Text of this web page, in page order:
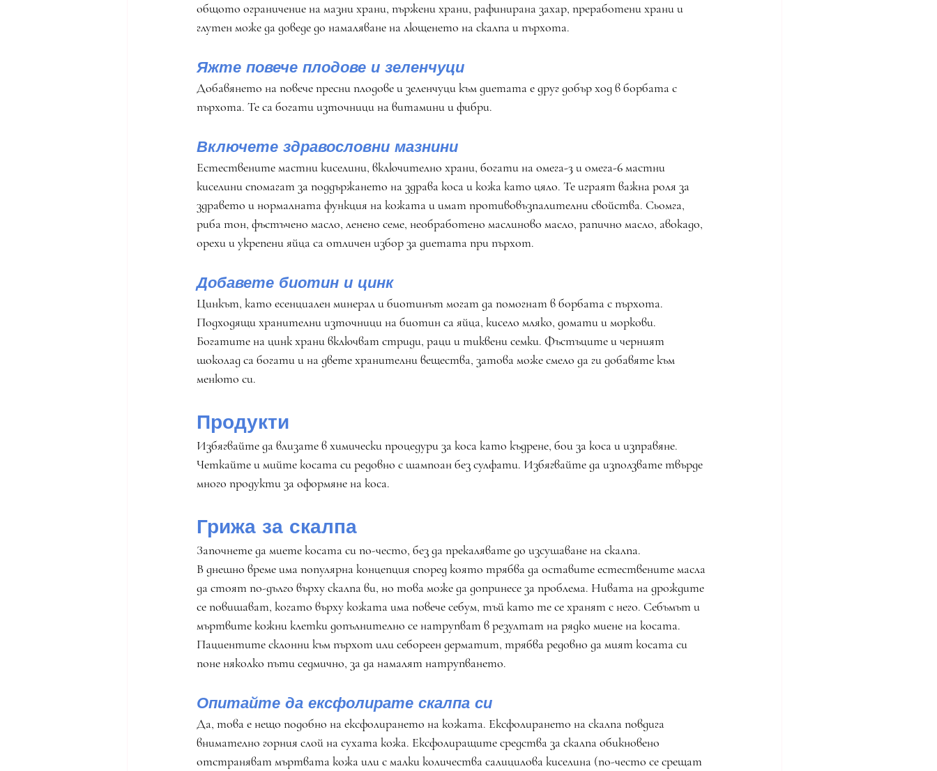
общото ограничение на мазни храни, пържени храни, рафинирана захар, преработени храни и
глутен може да доведе до намаляване на лющенето на скалпа и пърхота.
Яжте повече плодове и зеленчуци
Добавянето на повече пресни плодове и зеленчуци към диетата е друг добър ход в борбата с
пърхота. Те са богати източници на витамини и фибри.
Включете здравословни мазнини
Естествените мастни киселини, включително храни, богати на омега-3 и омега-6 мастни
киселини спомагат за поддържането на здрава коса и кожа като цяло. Те играят важна роля за
здравето и нормалната функция на кожата и имат противовъзпалителни свойства. Сьомга,
риба тон, фъстъчено масло, ленено семе, необработено маслиново масло, рапично масло, авокадо,
орехи и укрепени яйца са отличен избор за диетата при пърхот.
Добавете биотин и цинк
Цинкът, като есенциален минерал и биотинът могат да помогнат в борбата с пърхота.
Подходящи хранителни източници на биотин са яйца, кисело мляко, домати и моркови.
Богатите на цинк храни включват стриди, раци и тиквени семки. Фъстъците и черният
шоколад са богати и на двете хранителни вещества, затова може смело да ги добавяте към
менюто си.
Продукти
Избягвайте да влизате в химически процедури за коса като къдрене, бои за коса и изправяне.
Четкайте и мийте косата си редовно с шампоан без сулфати. Избягвайте да използвате твърде
много продукти за оформяне на коса.
Грижа за скалпа
Започнете да миете косата си по-често, без да прекалявате до изсушаване на скалпа.
В днешно време има популярна концепция според която трябва да оставите естествените масла
да стоят по-дълго върху скалпа ви, но това може да допринесе за проблема. Нивата на дрождите
се повишават, когато върху кожата има повече себум, тъй като те се хранят с него. Себъмът и
мъртвите кожни клетки допълнително се натрупват в резултат на рядко миене на косата.
Пациентите склонни към пърхот или себореен дерматит, трябва редовно да мият косата си
поне няколко пъти седмично, за да намалят натрупването.
Опитайте да ексфолирате скалпа си
Да, това е нещо подобно на ексфолирането на кожата. Ексфолирането на скалпа повдига
внимателно горния слой на сухата кожа. Ексфолиращите средства за скалпа обикновено
отстраняват мъртвата кожа или с малки количества салицилова киселина (по-често се срещат